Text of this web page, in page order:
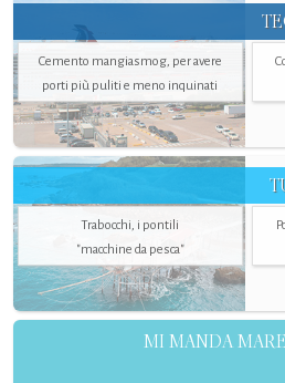
Cemento mangiasmog, per avere
porti più puliti e meno inquinati
Trabocchi, i pontili
"macchine da pesca"
MI MANDA